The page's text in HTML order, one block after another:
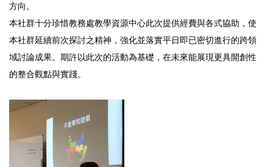
方向。
本社群十分珍惜教務處教學資源中心此次提供經費與各式協助，使
本社群延續前次探討之精神，強化並落實平日即已密切進行的跨領
域討論成果。期許以此次的活動為基礎，在未來能展現更具開創性
的整合觀點與實踐。